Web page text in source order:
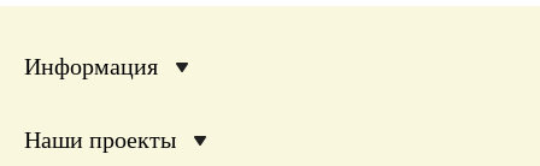
Информация
Наши проекты